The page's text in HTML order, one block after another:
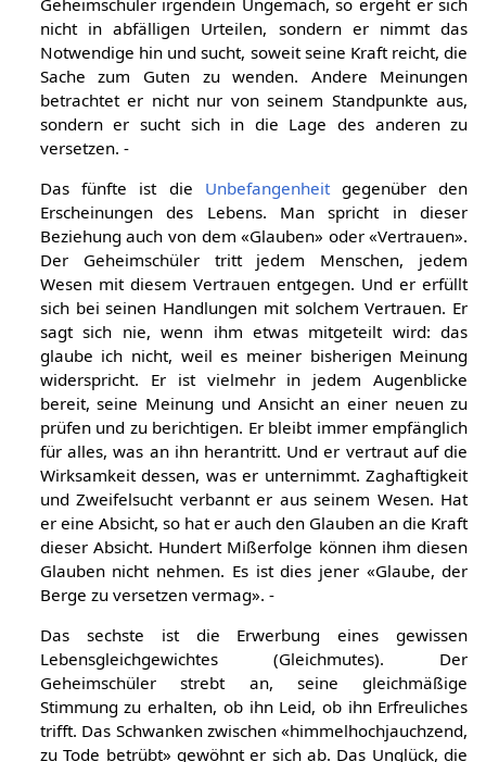
nicht in abfälligen Urteilen, sondern er nimmt das
Notwendige hin und sucht, soweit seine Kraft reicht, die
Sache zum Guten zu wenden. Andere Meinungen
betrachtet er nicht nur von seinem Standpunkte aus,
sondern er sucht sich in die Lage des anderen zu
versetzen. -
Das fünfte ist die Unbefangenheitgegenüber den
Erscheinungen des Lebens. Man spricht in dieser
Beziehung auch von dem «Glauben» oder «Vertrauen».
Der Geheimschüler tritt jedem Menschen, jedem
Wesen mit diesem Vertrauen entgegen. Und er erfüllt
sich bei seinen Handlungen mit solchem Vertrauen. Er
sagt sich nie, wenn ihm etwas mitgeteilt wird: das
glaube ich nicht, weil es meiner bisherigen Meinung
widerspricht. Er ist vielmehr in jedem Augenblicke
bereit, seine Meinung und Ansicht an einer neuen zu
prüfen und zu berichtigen. Er bleibt immer empfänglich
für alles, was an ihn herantritt. Und er vertraut auf die
Wirksamkeit dessen, was er unternimmt. Zaghaftigkeit
und Zweifelsucht verbannt er aus seinem Wesen. Hat
er eine Absicht, so hat er auch den Glauben an die Kraft
dieser Absicht. Hundert Mißerfolge können ihm diesen
Glauben nicht nehmen. Es ist dies jener «Glaube, der
Berge zu versetzen vermag». -
Das sechste ist die Erwerbung eines gewissen
Lebensgleichgewichtes (Gleichmutes). Der
Geheimschüler strebt an, seine gleichmäßige
Stimmung zu erhalten, ob ihn Leid, ob ihn Erfreuliches
trifft. Das Schwanken zwischen «himmelhochjauchzend,
zu Tode betrübt» gewöhnt er sich ab. Das Unglück, die